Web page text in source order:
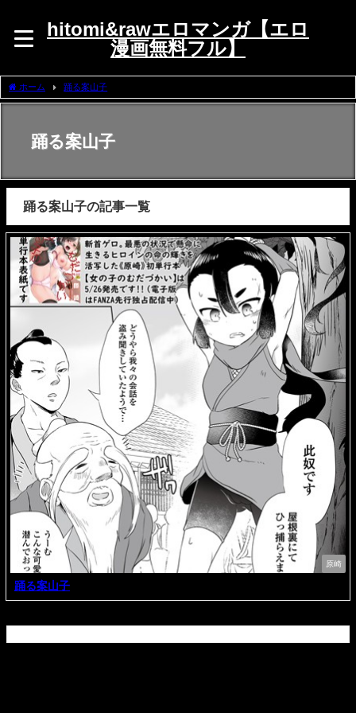
hitomi&rawエロマンガ【エロ
漫画無料フル】
ホーム 踊る案山子
踊る案山子
踊る案山子の記事一覧
原崎
踊る案山子